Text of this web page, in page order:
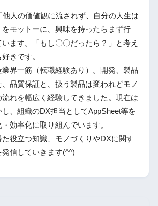
他人の価値観に流されず、自分の人生は
をモットーに、興味を持ったらまず行
ます。「もし〇〇だったら？」と考え
きです。
界一筋（転職経験あり）。開発、製品
品質保証と、扱う製品は変われどモノ
れを幅広く経験してきました。現在は
、組織のDX担当としてAppSheet等を
効率化に取り組んでいます。
た役立つ知識、モノづくりやDXに関す
信していきます(^^)